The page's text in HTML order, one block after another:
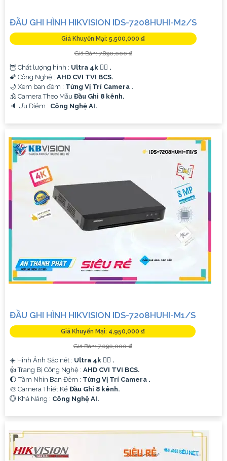
ĐẦU GHI HÌNH HIKVISION IDS-7208HUHI-M2/S
Giá Khuyến Mại: 5,500,000 ₫
Giá Bán: 7,890,000 ₫
🦉 Chất lượng hình : Ultra 4k 👍🏾 .
🌠 Công Nghệ : AHD CVI TVI BCS.
🌙 Xem ban đêm : Từng Vị Trí Camera .
🕉️ Camera Theo Mẫu Đầu Ghi 8 kênh.
️🔈 Ưu Điểm : Công Nghệ AI.
ĐẦU GHI HÌNH HIKVISION IDS-7208HUHI-M1/S
Giá Khuyến Mại: 4,950,000 ₫
Giá Bán: 7,090,000 ₫
☀️ Hình Ảnh Sắc nét : Ultra 4k 👍🏾 .
👍 Trang Bị Công Nghệ : AHD CVI TVI BCS.
🌔 Tầm Nhìn Ban Đêm : Từng Vị Trí Camera .
🎨 Camera Thiết Kế Đầu Ghi 8 kênh.
️💮 Khả Năng : Công Nghệ AI.